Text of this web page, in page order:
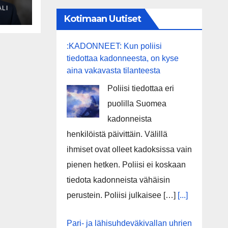
Kotimaan Uutiset
:KADONNEET: Kun poliisi
tiedottaa kadonneesta, on kyse
aina vakavasta tilanteesta
Poliisi tiedottaa eri
puolilla Suomea
kadonneista
henkilöistä päivittäin. Välillä
ihmiset ovat olleet kadoksissa vain
pienen hetken. Poliisi ei koskaan
tiedota kadonneista vähäisin
perustein. Poliisi julkaisee […] [...]
Pari- ja lähisuhdeväkivallan uhrien